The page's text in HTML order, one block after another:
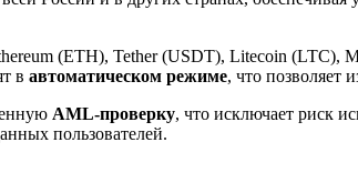
(ETH), Tether (USDT), Litecoin (LTC),
в автоматическом режиме, что позволяет
AML-проверку, что исключает риск
пользователей.